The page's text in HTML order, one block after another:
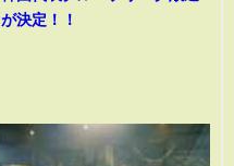
が決定！！